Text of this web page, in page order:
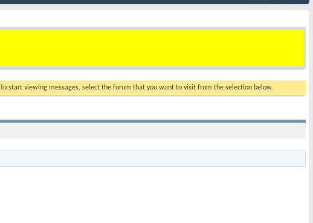
start viewing messages, select the forum that you want to visit from the selection below.